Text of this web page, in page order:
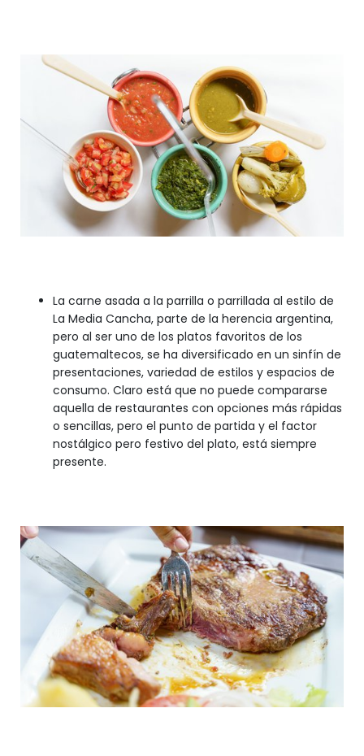
La carne asada a la parrilla o parrillada al estilo de
La Media Cancha, parte de la herencia argentina,
pero al ser uno de los platos favoritos de los
guatemaltecos, se ha diversificado en un sinfín de
presentaciones, variedad de estilos y espacios de
consumo. Claro está que no puede compararse
aquella de restaurantes con opciones más rápidas
o sencillas, pero el punto de partida y el factor
nostálgico pero festivo del plato, está siempre
presente.